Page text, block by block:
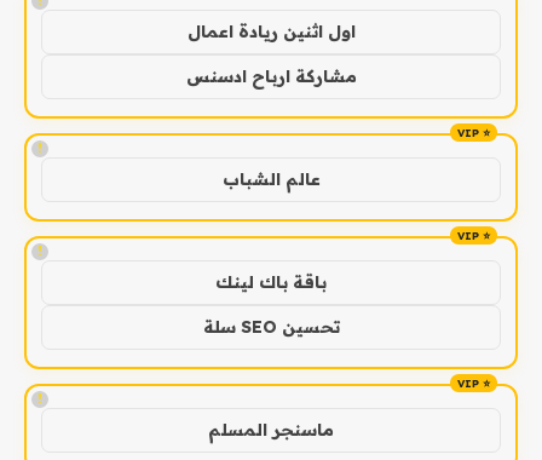
اول اثنين ريادة اعمال
مشاركة ارباح ادسنس
!
عالم الشباب
!
باقة باك لينك
تحسين SEO سلة
!
ماسنجر المسلم